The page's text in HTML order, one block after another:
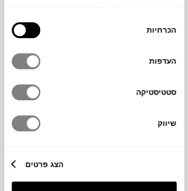
הסכמה
הכרחיות
העדפות
סטטיסטיקה
שיווק
הצג פרטים
דלי קטן מסדרת Omnioutil של מותג העיצוב
קטנים כמו כלי כתיבה, אביזרי יצירה, משחקים
ועוד, בחדר הילדים, על שולחן העבודה או בכל
וקל לניקוי, ומכניס צבע וטאץ׳ יפני מדויק.